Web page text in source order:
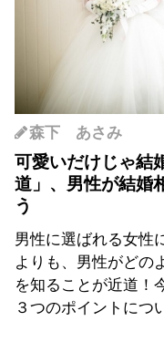
森下 あさみ
可愛いだけじゃ結
道」、男性が結婚
う
男性に選ばれる女性
よりも、男性がどの
を知ることが近道！
３つのポイントにつ